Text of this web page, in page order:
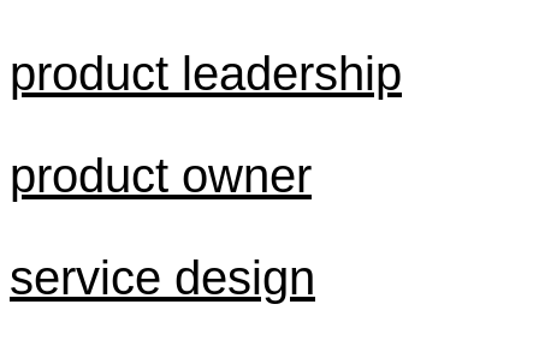
product leadership
product owner
service design